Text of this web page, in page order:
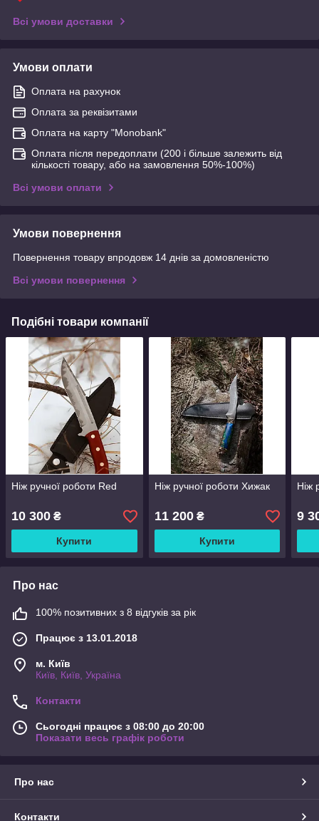
Всі умови доставки
Умови оплати
Оплата на рахунок
Оплата за реквізитами
Оплата на карту "Monobank"
Оплата після передоплати (200 і більше залежить від
кількості товару, або на замовлення 50%-100%)
Всі умови оплати
Умови повернення
Повернення товару впродовж 14 днів за домовленістю
Всі умови повернення
Подібні товари компанії
Ніж ручної роботи Red
10 300 ₴
Купити
Ніж ручної роботи Хижак
11 200₴
Купити
Ніж
9
Про нас
100% позитивних з 8 відгуків за рік
Працює з 13.01.2018
м. Київ
Київ, Київ, Україна
Контакти
Сьогодні працює з 08:00 до 20:00
Показати весь графік роботи
Про нас
Контакти